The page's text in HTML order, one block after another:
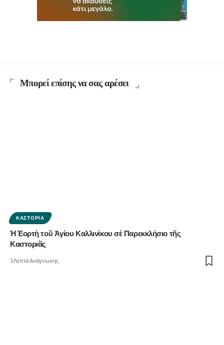
Μπορεί επίσης να σας αρέσει
ΚΑΣΤΟΡΙΆ
Ἡ Ἑορτὴ τοῦ Ἁγίου Καλλινίκου σὲ Παρεκκλήσιο τῆς
Καστοριᾶς
3 Λεπτά Ανάγνωσης